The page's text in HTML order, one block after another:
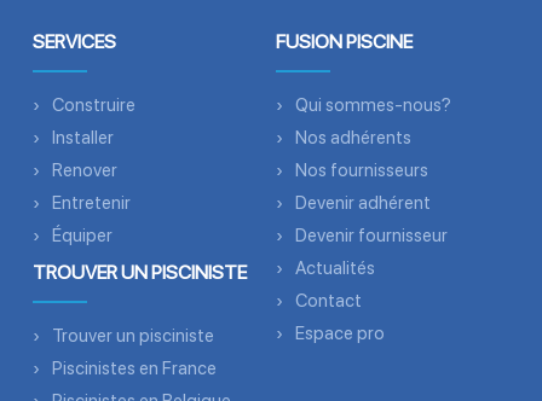
SERVICES
Construire
Installer
Renover
Entretenir
Équiper
TROUVER UN PISCINISTE
Trouver un pisciniste
Piscinistes en France
FUSION PISCINE
Qui sommes-nous?
Nos adhérents
Nos fournisseurs
Devenir adhérent
Devenir fournisseur
Actualités
Contact
Espace pro